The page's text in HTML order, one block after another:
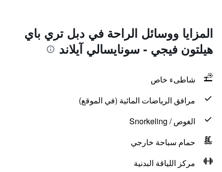
المزايا ووسائل الراحة في دبل تري باي
هيلتون فيجي - سونايسالي آيلاند
شاطىء خاص
مرافق الرياضات المائية (في الموقع)
الغوص / Snorkeling
حمام سباحة خارجي
مركز اللياقة البدنية